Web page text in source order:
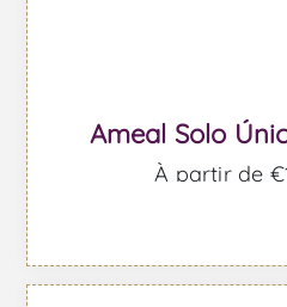
Ameal Solo
À partir de